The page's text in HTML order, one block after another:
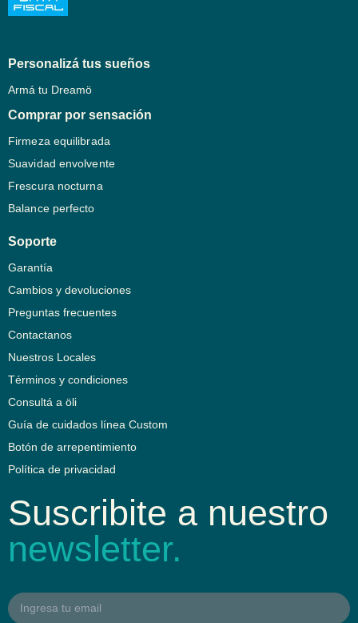
Personalizá tus sueños
Armá tu Dreamö
Comprar por sensación
Firmeza equilibrada
Suavidad envolvente
Frescura nocturna
Balance perfecto
Soporte
Garantía
Cambios y devoluciones
Preguntas frecuentes
Contactanos
Nuestros Locales
Términos y condiciones
Consultá a öli
Guía de cuidados línea Custom
Botón de arrepentimiento
Política de privacidad
Suscribite a nuestro
newsletter.